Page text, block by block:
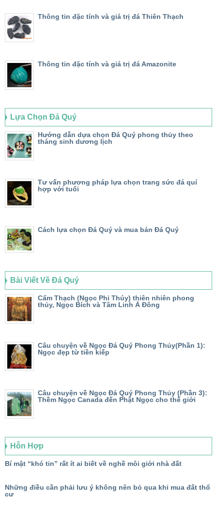
Thông tin đặc tính và giá trị đá Thiên Thạch
Thông tin đặc tính và giá trị đá Amazonite
Lựa Chọn Đá Quý
Hướng dẫn dựa chọn Đá Quý phong thủy theo
tháng sinh dương lịch
Tư vấn phương pháp lựa chọn trang sức đá quí
hợp với tuổi
Cách lựa chọn Đá Quý và mua bán Đá Quý
Bài Viết Về Đá Quý
Cẩm Thạch (Ngọc Phỉ Thúy) thiên nhiên phong
thủy, Ngọc Bích và Tâm Linh Á Đông
Câu chuyện về Ngọc Đá Quý Phong Thủy(Phần 1):
Ngọc đẹp từ tiền kiếp
Câu chuyện về Ngọc Đá Quý Phong Thủy (Phần 3):
Thềm Ngọc Canada đến Phật Ngọc cho thế giới
Hỗn Hợp
Bí mật “khó tin” rất ít ai biết về nghề môi giới nhà đất
Những điều cần phải lưu ý không nên bỏ qua khi mua đất thổ
cư